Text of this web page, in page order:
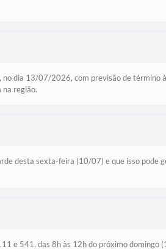
no dia 13/07/2026, com previsão de término
região.
desta sexta-feira (10/07) e que isso pode
e 541, das 8h às 12h do próximo domingo